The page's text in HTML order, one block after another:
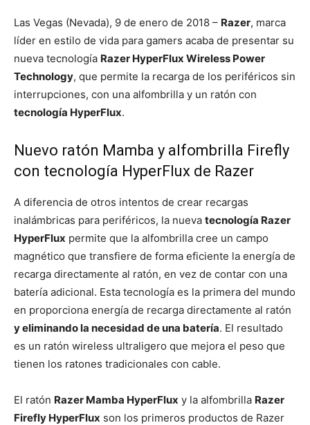
Las Vegas (Nevada), 9 de enero de 2018 – Razer, marca
líder en estilo de vida para gamers acaba de presentar su
nueva tecnología Razer HyperFlux Wireless Power
Technology, que permite la recarga de los periféricos sin
interrupciones, con una alfombrilla y un ratón con
tecnología HyperFlux.
Nuevo ratón Mamba y alfombrilla Firefly
con tecnología HyperFlux de Razer
A diferencia de otros intentos de crear recargas
inalámbricas para periféricos, la nueva tecnología Razer
HyperFlux permite que la alfombrilla cree un campo
magnético que transfiere de forma eficiente la energía de
recarga directamente al ratón, en vez de contar con una
batería adicional. Esta tecnología es la primera del mundo
en proporciona energía de recarga directamente al ratón
y eliminando la necesidad de una batería. El resultado
es un ratón wireless ultraligero que mejora el peso que
tienen los ratones tradicionales con cable.
El ratón Razer Mamba HyperFlux y la alfombrilla Razer
Firefly HyperFlux son los primeros productos de Razer